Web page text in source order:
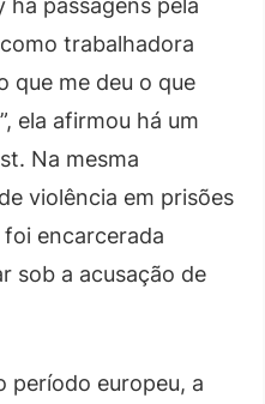
passagens pela
trabalhadora
que me deu o que
ela afirmou há um
Na mesma
violência em prisões
encarcerada
sob a acusação de
período europeu, a